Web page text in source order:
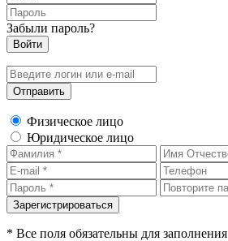
Забыли пароль?
Физическое лицо
Юридическое лицо
* Все поля обязательны для заполнения